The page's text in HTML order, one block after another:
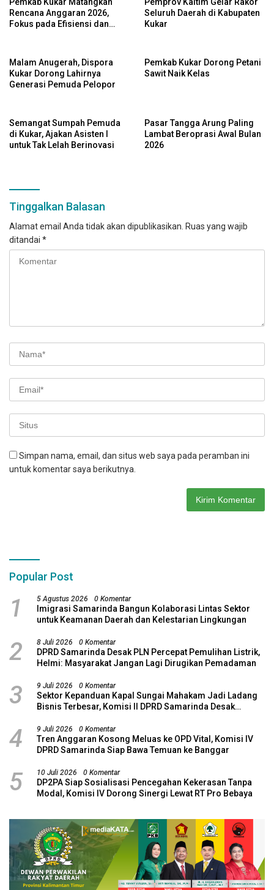
Rencana Anggaran 2026,
Fokus pada Efisiensi dan
Seluruh Daerah di Kabupaten
Kukar
Malam Anugerah, Dispora
Kukar Dorong Lahirnya
Generasi Pemuda Pelopor
Pemkab Kukar Dorong Petani
Sawit Naik Kelas
Semangat Sumpah Pemuda
di Kukar, Ajakan Asisten I
untuk Tak Lelah Berinovasi
Pasar Tangga Arung Paling
Lambat Beroprasi Awal Bulan
2026
Tinggalkan Balasan
Alamat email Anda tidak akan dipublikasikan. Ruas yang wajib
ditandai *
Simpan nama, email, dan situs web saya pada peramban ini
untuk komentar saya berikutnya.
Popular Post
1 5 Agustus 2026 0 Komentar
Imigrasi Samarinda Bangun Kolaborasi Lintas Sektor
untuk Keamanan Daerah dan Kelestarian Lingkungan
2 8 Juli 2026 0 Komentar
DPRD Samarinda Desak PLN Percepat Pemulihan Listrik,
Helmi: Masyarakat Jangan Lagi Dirugikan Pemadaman
3 9 Juli 2026 0 Komentar
Sektor Kepanduan Kapal Sungai Mahakam Jadi Ladang
Bisnis Terbesar, Komisi II DPRD Samarinda Desak
4 9 Juli 2026 0 Komentar
Tren Anggaran Kosong Meluas ke OPD Vital, Komisi IV
DPRD Samarinda Siap Bawa Temuan ke Banggar
5 10 Juli 2026 0 Komentar
DP2PA Siap Sosialisasi Pencegahan Kekerasan Tanpa
Modal, Komisi IV Dorong Sinergi Lewat RT Pro Bebaya